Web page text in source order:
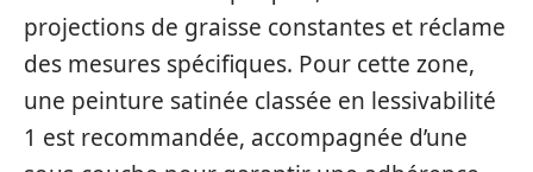
projections de graisse constantes et réclame
des mesures spécifiques. Pour cette zone,
une peinture satinée classée en lessivabilité
1 est recommandée, accompagnée d’une